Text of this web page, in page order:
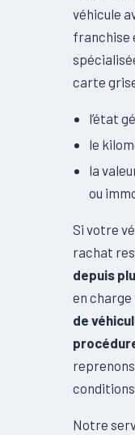
véhicule
franchise
carte
l’état
le
la
ou
Si votre
rachat
depuis
en
de
Notre